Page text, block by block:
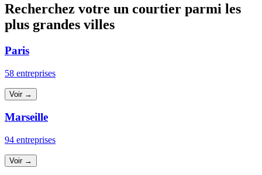
Recherchez votre un courtier parmi les
plus grandes villes
Paris
58 entreprises
Voir →
Marseille
94 entreprises
Voir →